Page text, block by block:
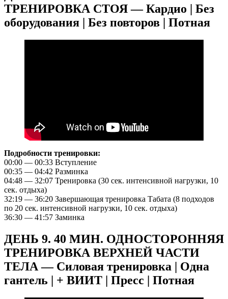
ТРЕНИРОВКА СТОЯ — Кардио | Без
оборудования | Без повторов | Потная
Подробности тренировки:
00:00 — 00:33 Вступление
00:35 — 04:42 Разминка
04:48 — 32:07 Тренировка (30 сек. интенсивной нагрузки, 10
сек. отдыха)
32:19 — 36:20 Завершающая тренировка Табата (8 подходов
по 20 сек. интенсивной нагрузки, 10 сек. отдыха)
36:30 — 41:57 Заминка
ДЕНЬ 9. 40 МИН. ОДНОСТОРОННЯЯ
ТРЕНИРОВКА ВЕРХНЕЙ ЧАСТИ
ТЕЛА — Силовая тренировка | Одна
гантель | + ВИИТ | Пресс | Потная